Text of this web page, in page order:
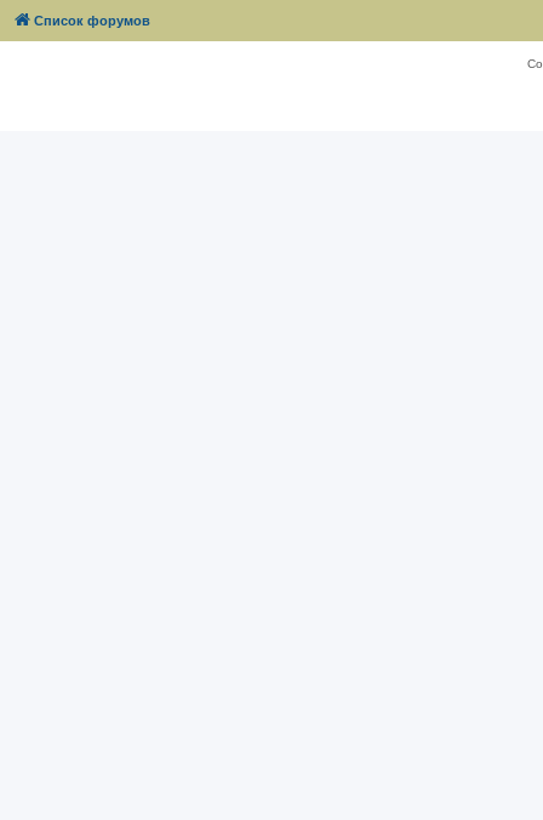
Список форумов